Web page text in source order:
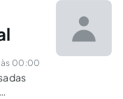
às 00:00